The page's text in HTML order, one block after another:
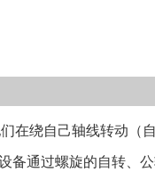
，混料机专用电机减速机
转把底部的物料向上输送
料仓内物料均匀搅拌。搅
意图见下图）。 DSH型
绕自己轴线转动（
通过螺旋的自转、公